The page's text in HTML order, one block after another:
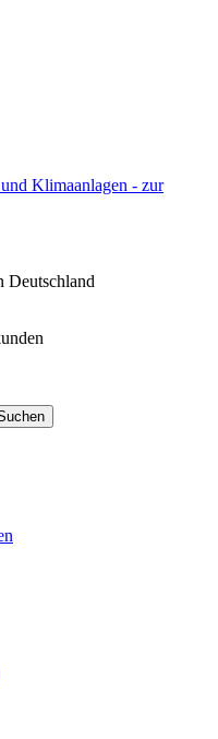
Deutschland